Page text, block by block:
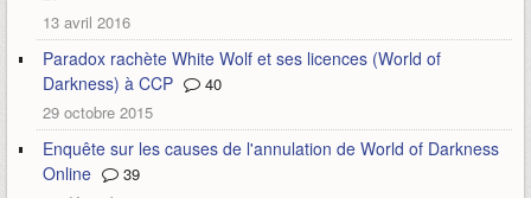
13 avril 2016
Paradox rachète White Wolf et ses licences (World of
Darkness) à CCP
40
29 octobre 2015
Enquête sur les causes de l'annulation de World of Darkness
Online
39